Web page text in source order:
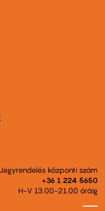
Jegyrendelés központi szám
+36 1 224 5650
H-V 13.00-21.00 óráig